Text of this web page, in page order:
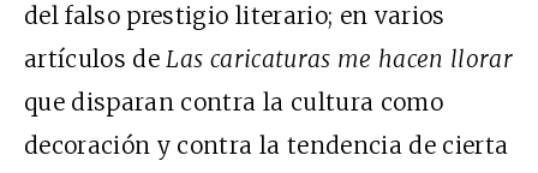
del falso prestigio literario; en varios
artículos deLas caricaturas me hacen llorar
que disparan contra la cultura como
decoración y contra la tendencia de cierta